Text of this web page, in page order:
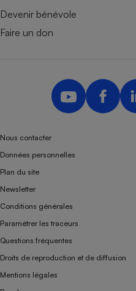
Devenir bénévole
Faire un don
Nous contacter
Données personnelles
Plan du site
Newsletter
Conditions générales
Paramétrer les traceurs
Questions fréquentes
Droits de reproduction et de diffusion
Mentions légales